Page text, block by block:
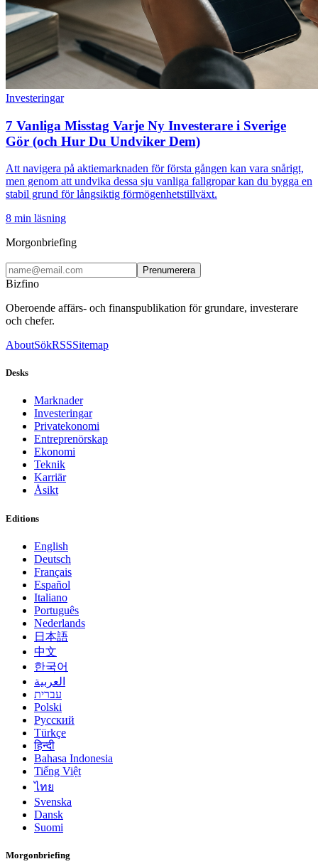
Investeringar
7 Vanliga Misstag Varje Ny Investerare i Sverige
Gör (och Hur Du Undviker Dem)
Att navigera på aktiemarknaden för första gången kan vara snårigt,
men genom att undvika dessa sju vanliga fallgropar kan du bygga en
stabil grund för långsiktig förmögenhetstillväxt.
8 min läsning
Morgonbriefing
Prenumerera
Bizfino
Oberoende affärs- och finanspublikation för grundare, investerare
och chefer.
AboutSökRSSSitemap
Desks
Marknader
Investeringar
Privatekonomi
Entreprenörskap
Ekonomi
Teknik
Karriär
Åsikt
Editions
English
Deutsch
Français
Español
Italiano
Português
Nederlands
日本語
中文
한국어
العربية
עברית
Polski
Русский
Türkçe
हिन्दी
Bahasa Indonesia
Tiếng Việt
ไทย
Svenska
Dansk
Suomi
Morgonbriefing